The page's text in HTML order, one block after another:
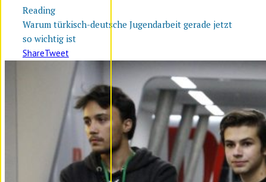
Reading
Warum türkisch-deutsche Jugendarbeit gerade jetzt
so wichtig ist
ShareTweet